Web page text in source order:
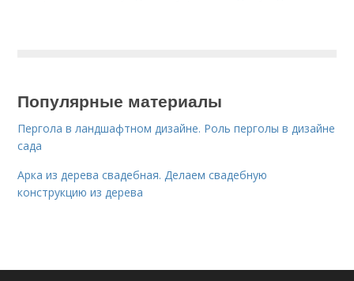
Популярные материалы
Пергола в ландшафтном дизайне. Роль перголы в дизайне
сада
Арка из дерева свадебная. Делаем свадебную
конструкцию из дерева